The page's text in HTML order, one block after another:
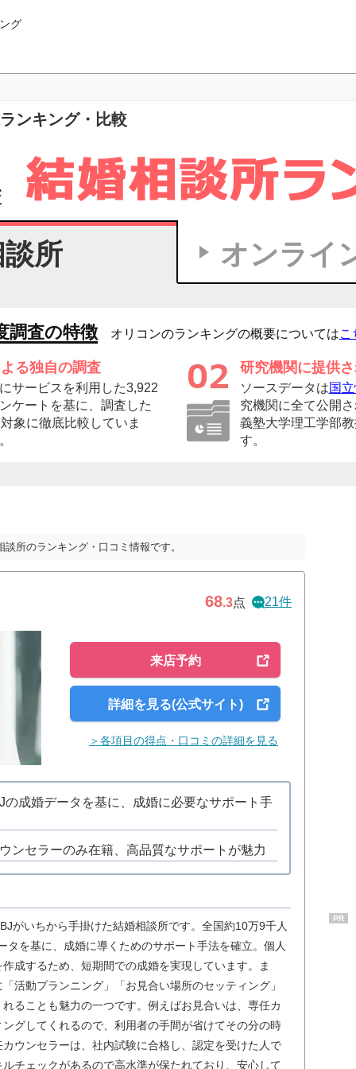
グ
ンキング・比較
所 オンライ
調査の特徴 オリコンのランキングの概要についてはこ
る独自の調査
サービスを利用した3,922
ケートを基に、調査した
象に徹底比較していま
。
研究機関に提供
ソースデータは国
究機関に全て公開
義塾大学理工学部
す。
所のランキング・口コミ情報です。
68.3点 21件
来店予約
詳細を見る(公式サイト)
＞各項目の得点・口コミの詳細を見る
成婚データを基に、成婚に必要なサポート手
ンセラーのみ在籍、高品質なサポートが魅力
がいちから手掛けた結婚相談所です。全国約10万9千人
タを基に、成婚に導くためのサポート手法を確立。個人
成するため、短期間での成婚を実現しています。ま
活動プランニング」「お見合い場所のセッティング」
ることも魅力の一つです。例えばお見合いは、専任カ
グしてくれるので、利用者の手間が省けてその分の時
ウンセラーは、社内試験に合格し、認定を受けた人で
チェックがあるので高水準が保たれており、安心して
PR